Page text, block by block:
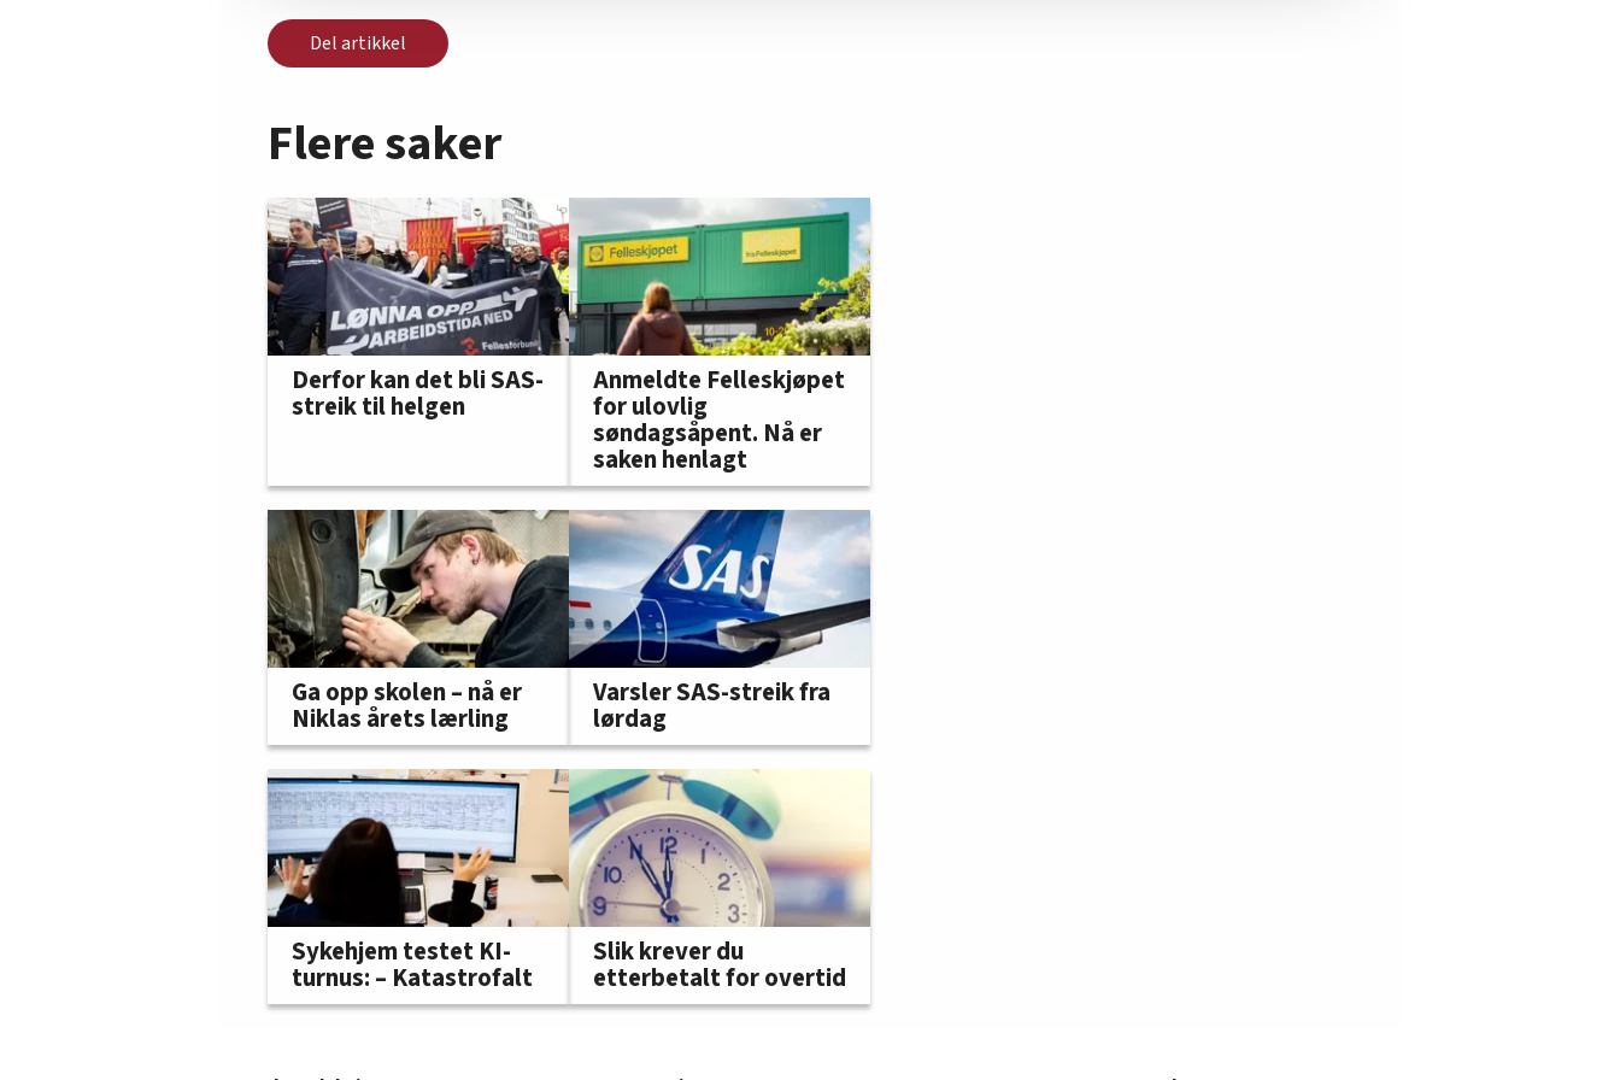
Del artikkel
Flere saker
Derfor kan det bli SAS-
streik til helgen
Anmeldte Felleskjøpet
for ulovlig
søndagsåpent. Nå er
saken henlagt
Ga opp skolen – nå er
Niklas årets lærling
Varsler SAS-streik fra
lørdag
Sykehjem testet KI-
turnus: – Katastrofalt
Slik krever du
etterbetalt for overtid